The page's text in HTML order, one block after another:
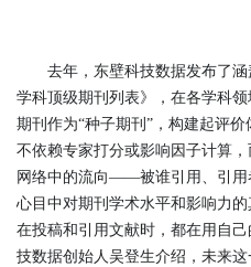
去年，东壁科技数据发布了涵
学科顶级期刊列表》，在各学科
期刊作为“种子期刊”，构建起评
不依赖专家打分或影响因子计算
网络中的流向——被谁引用、引用
心目中对期刊学术水平和影响力
在投稿和引用文献时，都在用自
技数据创始人吴登生介绍，未来